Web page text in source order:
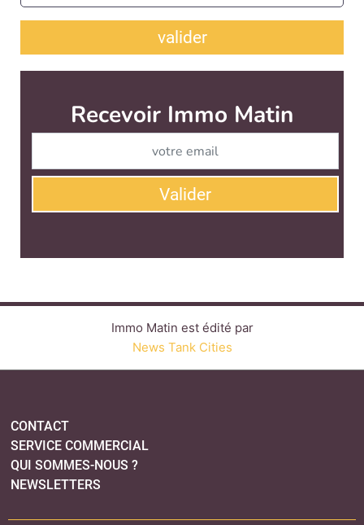
valider
Recevoir Immo Matin
Valider
Immo Matin est édité par
News Tank Cities
CONTACT
SERVICE COMMERCIAL
QUI SOMMES-NOUS ?
NEWSLETTERS